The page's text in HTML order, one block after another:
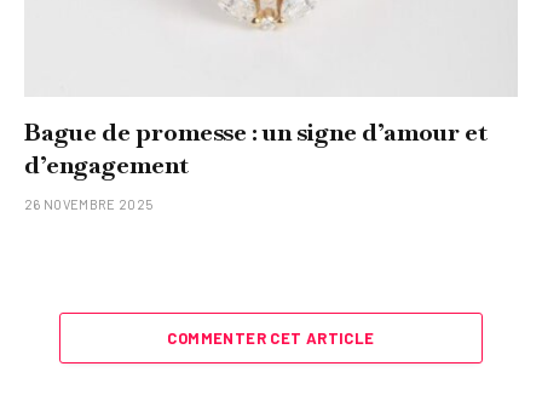
Bague de promesse : un signe d’amour et
d’engagement
26 NOVEMBRE 2025
COMMENTER CET ARTICLE